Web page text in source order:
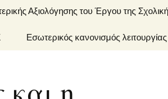
τάξη… εξΑξιολόγησης του Έργου της
Εσωτερικός κανονισμός